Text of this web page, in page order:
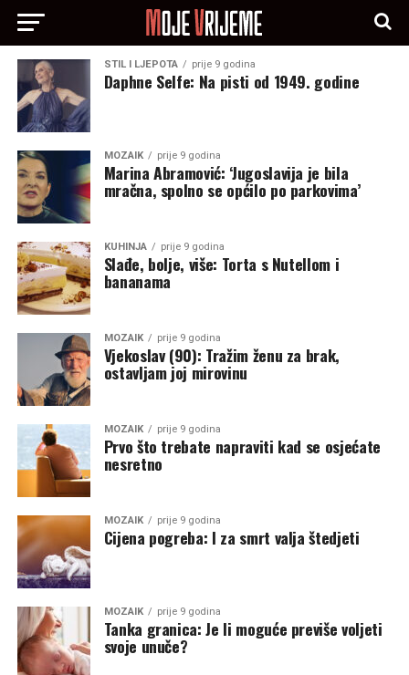
STIL I LJEPOTA prije 9 godina
Daphne Selfe: Na pisti od 1949. godine
MOZAIK prije 9 godina
Marina Abramović: ‘Jugoslavija je bila
mračna, spolno se općilo po parkovima’
KUHINJA prije 9 godina
Slađe, bolje, više: Torta s Nutellom i
bananama
MOZAIK prije 9 godina
Vjekoslav (90): Tražim ženu za brak,
ostavljam joj mirovinu
MOZAIK prije 9 godina
Prvo što trebate napraviti kad se osjećate
nesretno
MOZAIK prije 9 godina
Cijena pogreba: I za smrt valja štedjeti
MOZAIK prije 9 godina
Tanka granica: Je li moguće previše voljeti
svoje unuče?